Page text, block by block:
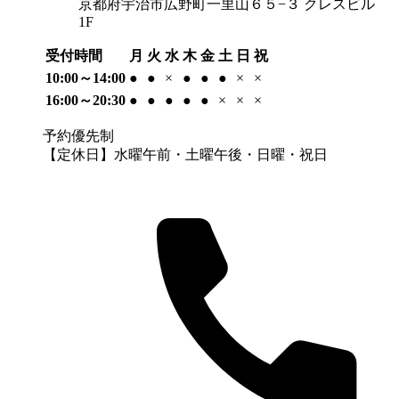
京都府宇治市広野町一里山６５−３ クレスビル
1F
受付時間 月 火 水 木 金 土 日 祝
10:00～14:00 ● ● × ● ● ● ×
×
16:00～20:30 ● ● ● ● ● × × ×
予約優先制
【定休日】水曜午前・土曜午後・日曜・祝日